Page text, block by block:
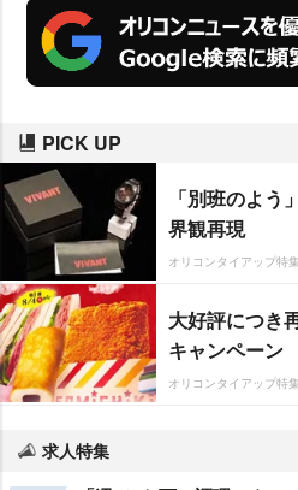
PICK UP
「別班のよ
界観再現
オリコンタイアップ特集
大好評につき
キャンペーン
オリコンタイアップ特集
求人特集